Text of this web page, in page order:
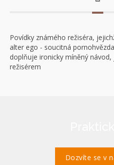
Povídky známého režiséra,
alter ego - soucitná
doplňuje ironicky míněný
režisérem
Dozvíte se v